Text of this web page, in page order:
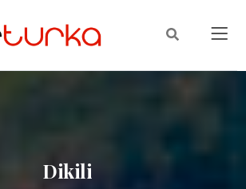
Dikili